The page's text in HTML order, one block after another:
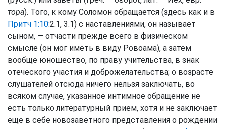
тора). Того, к кому Соломон обращается (здесь как и в
Притч 1:10:2.1, 3.1) с наставлениями, он называет
сыном, — отчасти прежде всего в физическом
смысле (он мог иметь в виду Ровоама), а затем
вообще юношество, по праву учительства, в знак
отеческого участия и доброжелательства; о возрасте
слушателей отсюда ничего нельзя заключать, во
всяком случае, указанное интимное обращение не
есть только литературный прием, хотя и не заключает
еще в себе новозаветного представления о рождении